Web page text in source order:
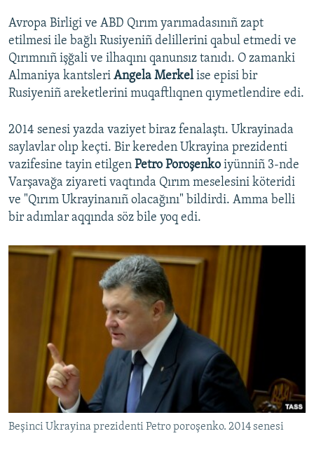
Avropa Birligi ve ABD Qırım yarımadasınıñ zapt
etilmesi ile bağlı Rusiyeniñ delillerini qabul etmedi ve
Qırımnıñ işğali ve ilhaqını qanunsız tanıdı. O zamanki
Almaniya kantsleri Angela Merkelise episi bir
Rusiyeniñ areketlerini muqaftlıqnen qıymetlendire edi.
2014 senesi yazda vaziyet biraz fenalaştı. Ukrayinada
saylavlar olıp keçti. Bir kereden Ukrayina prezidenti
vazifesine tayin etilgen Petro Poroşenko iyünniñ 3-nde
Varşavağa ziyareti vaqtında Qırım meselesini köteridi
ve "Qırım Ukrayinanıñ olacağını" bildirdi. Amma belli
bir adımlar aqqında söz bile yoq edi.
Beşinci Ukrayina prezidenti Petro poroşenko. 2014 senesi